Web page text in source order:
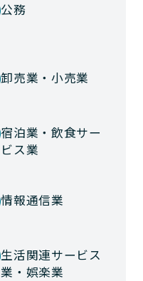
公務
卸売業・小売業
宿泊業・飲食サー
ビス業
情報通信業
生活関連サービス
業・娯楽業